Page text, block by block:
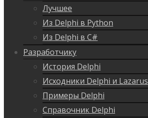
Лучшее
Из Delphi в Python
Из Delphi в C#
Разработчику
История Delphi
Исходники Delphi и Lazarus
Примеры Delphi
Справочник Delphi